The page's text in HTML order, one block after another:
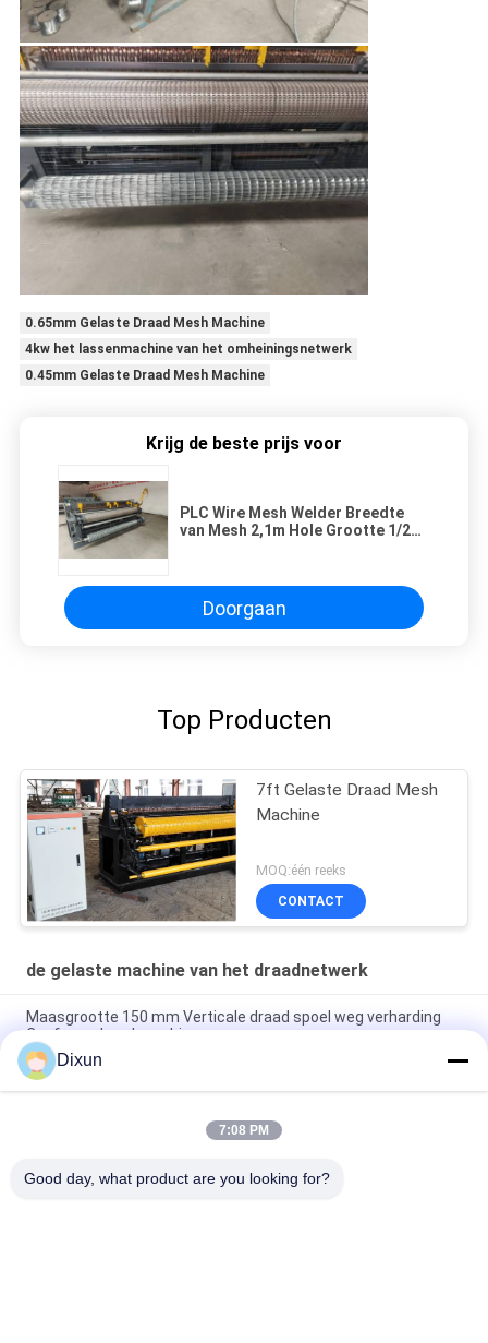
0.65mm Gelaste Draad Mesh Machine
4kw het lassenmachine van het omheiningsnetwerk
0.45mm Gelaste Draad Mesh Machine
Krijg de beste prijs voor
PLC Wire Mesh Welder Breedte
van Mesh 2,1m Hole Grootte 1/2
Doorgaan
Top Producten
7ft Gelaste Draad Mesh
Machine
MOQ:één reeks
CONTACT
de gelaste machine van het draadnetwerk
Maasgrootte 150 mm Verticale draad spoel weg verharding
Conforce draad machine
PLC Wire Mesh Welder Breedte van Mesh 2,1m Hole Grootte
1/2 inch
Hool Grootte 1/2 inch gelast draadmaas Machine Kip Kooi
Dixun
7:08 PM
Good day, what product are you looking for?